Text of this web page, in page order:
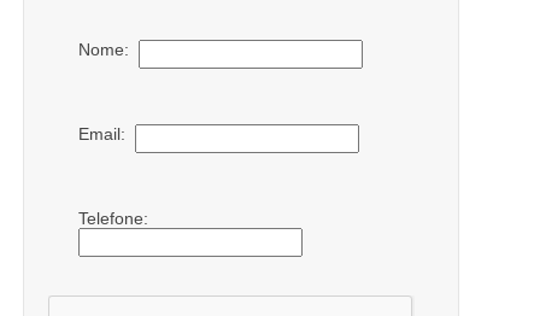
Nome:
Email:
Telefone: